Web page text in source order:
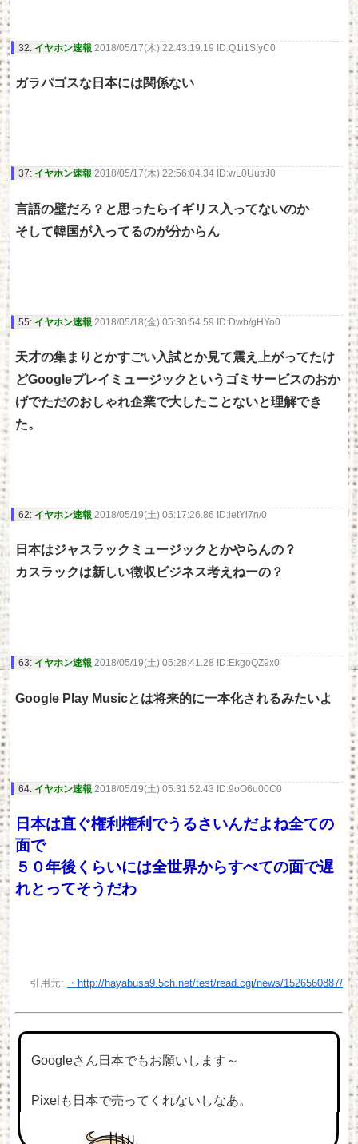
32: イヤホン速報 2018/05/17(木) 22:43:19.19 ID:Q1i1SfyC0
ガラパゴスな日本には関係ない
37: イヤホン速報 2018/05/17(木) 22:56:04.34 ID:wL0UutrJ0
言語の壁だろ？と思ったらイギリス入ってないのか
そして韓国が入ってるのが分からん
55: イヤホン速報 2018/05/18(金) 05:30:54.59 ID:Dwb/gHYo0
天才の集まりとかすごい入試とか見て震え上がってたけ
どGoogleプレイミュージックというゴミサービスのおか
げでただのおしゃれ企業で大したことないと理解でき
た。
62: イヤホン速報 2018/05/19(土) 05:17:26.86 ID:letYl7n/0
日本はジャスラックミュージックとかやらんの？
カスラックは新しい徴収ビジネス考えねーの？
63: イヤホン速報 2018/05/19(土) 05:28:41.28 ID:EkgoQZ9x0
Google Play Musicとは将来的に一本化されるみたいよ
64: イヤホン速報 2018/05/19(土) 05:31:52.43 ID:9oO6u00C0
日本は直ぐ権利権利でうるさいんだよね全ての
面で
５０年後くらいには全世界からすべての面で遅
れとってそうだわ
引用元: ・http://hayabusa9.5ch.net/test/read.cgi/news/1526560887/
Googleさん日本でもお願いします～
Pixelも日本で売ってくれないしなあ。